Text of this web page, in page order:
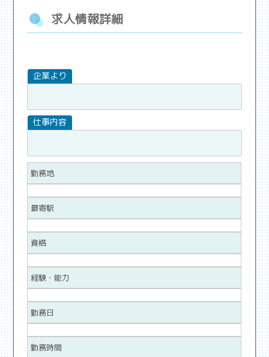
求人情報詳細
勤務地
最寄駅
資格
経験・能力
勤務日
勤務時間